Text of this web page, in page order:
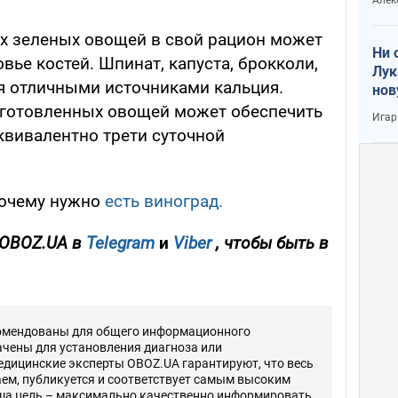
зеленых овощей в свой рацион может
костей. Шпинат, капуста, брокколи,
отличными источниками кальция.
овощей может обеспечить
трети суточной
нужно есть виноград.
в Telegram и Viber , чтобы быть в
для общего информационного
для установления диагноза или
эксперты OBOZ.UA гарантируют, что весь
публикуется и соответствует самым высоким
Ни